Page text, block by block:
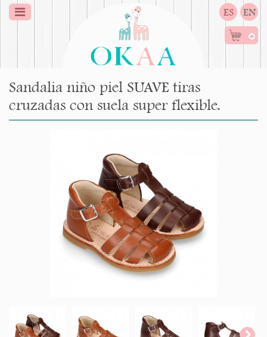
ES EN
0
Sandalia niño piel SUAVE tiras
cruzadas con suela super flexible.